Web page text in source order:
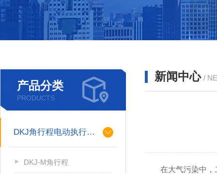
产品分类
PRODUCTS
DKJ角行程电动执行机构
DKJ-M角行程
新闻中心 /
在大气污染中，二